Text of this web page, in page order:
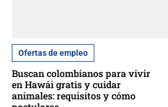
Ofertas de empleo
Buscan colombianos para vivir
en Hawái gratis y cuidar
animales: requisitos y cómo